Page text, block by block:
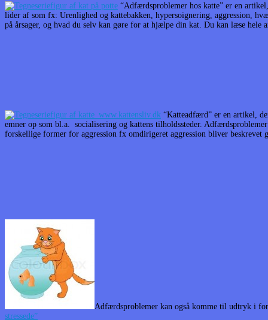
“Adfærdsproblemer hos katte” er en
lider af som fx: Urenlighed og kattebakken, hypersoignering, aggression,
på årsager, og hvad du selv kan gøre for at hjælpe din kat. Du kan læse hele
“Katteadfærd” er en artikel,
emner op som bl.a. socialisering og kattens tilholdssteder.
forskellige former for aggression fx omdirigeret aggression bliver
Adfærdsproblemer kan også komme til udtryk i
stressede”